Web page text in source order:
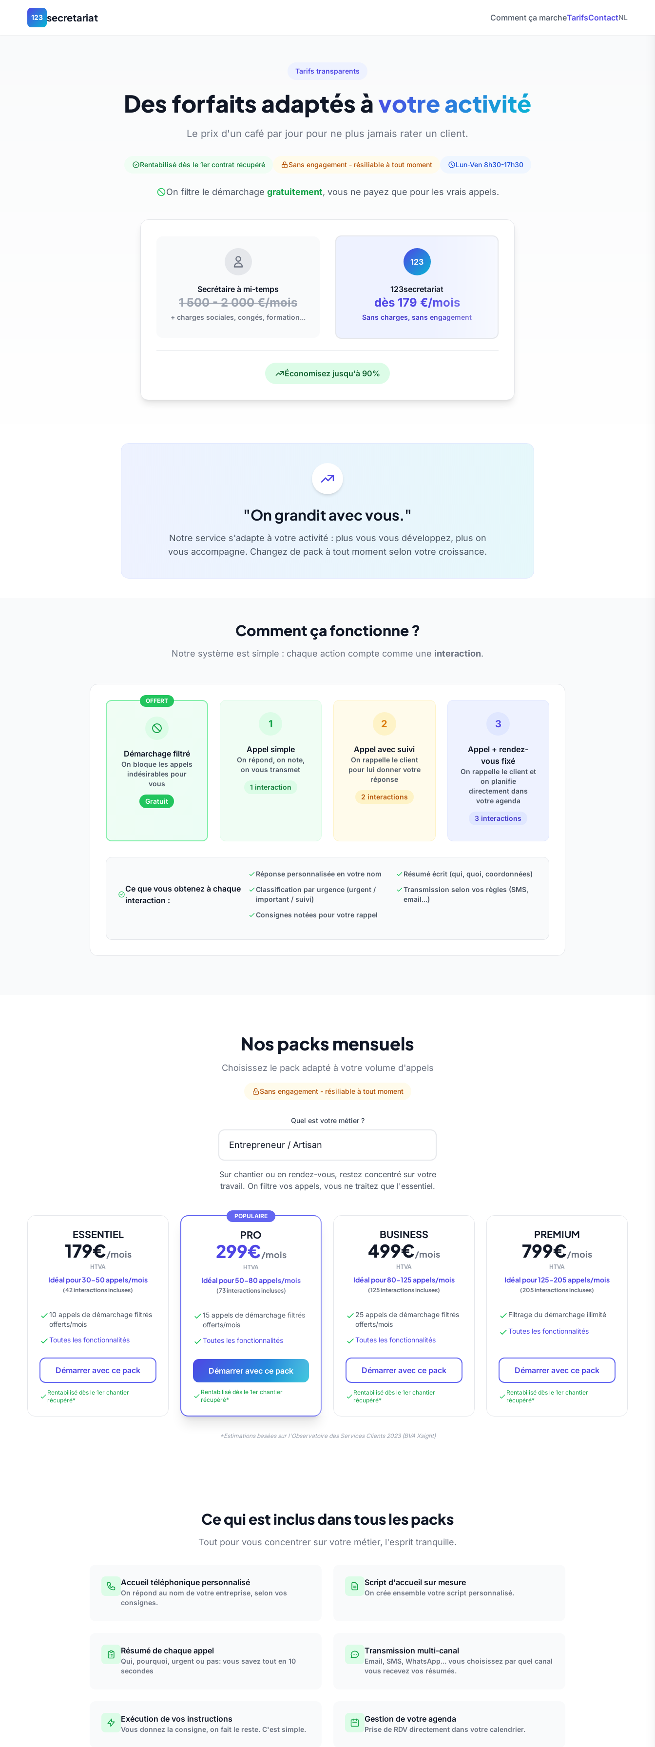
123 secretariat Comment ça marcheTarifsContactNL
Tarifs transparents
Des forfaits adaptés àvotre activité
Le prix d'un café par jour pour ne plus jamais rater un client.
Rentabilisé dès le 1er contrat récupéré Sans engagement - résiliable à tout moment Lun-Ven 8h30-17h30
On filtre le démarchage gratuitement, vous ne payez que pour les vrais appels.
Secrétaire à mi-temps
1 500 - 2 000 €/mois
+ charges sociales, congés, formation...
123
123secretariat
dès 179 €/mois
Sans charges, sans engagement
Économisez jusqu'à 90%
"On grandit avec vous."
Notre service s'adapte à votre activité : plus vous vous développez, plus on
vous accompagne. Changez de pack à tout moment selon votre croissance.
Comment ça fonctionne ?
Notre système est simple : chaque action compte comme une interaction.
OFFERT
Démarchage filtré
On bloque les appels
indésirables pour
vous
Gratuit
1
Appel simple
On répond, on note,
on vous transmet
1 interaction
2
Appel avec suivi
On rappelle le client
pour lui donner votre
réponse
2 interactions
3
Appel + rendez-
vous fixé
On rappelle le client et
on planifie
directement dans
votre agenda
3 interactions
Ce que vous obtenez à chaque
interaction :
Réponse personnalisée en votre nom
Résumé écrit (qui, quoi, coordonnées)
Classification par urgence (urgent /
important / suivi)
Transmission selon vos règles (SMS,
email...)
Consignes notées pour votre rappel
Nos packs mensuels
Choisissez le pack adapté à votre volume d'appels
Sans engagement - résiliable à tout moment
Quel est votre métier ?
Sur chantier ou en rendez-vous, restez concentré sur votre
travail. On filtre vos appels, vous ne traitez que l'essentiel.
ESSENTIEL
179€/mois
HTVA
Idéal pour 30-50 appels/mois
(42 interactions incluses)
10 appels de démarchage filtrés
offerts/mois
Toutes les fonctionnalités
Démarrer avec ce pack
Rentabilisé dès le 1er chantier
récupéré*
POPULAIRE
PRO
299€/mois
HTVA
Idéal pour 50-80 appels/mois
(73 interactions incluses)
15 appels de démarchage filtrés
offerts/mois
Toutes les fonctionnalités
Démarrer avec ce pack
Rentabilisé dès le 1er chantier
récupéré*
BUSINESS
499€/mois
HTVA
Idéal pour 80-125 appels/mois
(125 interactions incluses)
25 appels de démarchage filtrés
offerts/mois
Toutes les fonctionnalités
Démarrer avec ce pack
Rentabilisé dès le 1er chantier
récupéré*
PREMIUM
799€/mois
HTVA
Idéal pour 125-205 appels/mois
(205 interactions incluses)
Filtrage du démarchage illimité
Toutes les fonctionnalités
Démarrer avec ce pack
Rentabilisé dès le 1er chantier
récupéré*
*Estimations basées sur l'Observatoire des Services Clients 2023 (BVA Xsight)
Ce qui est inclus dans tous les packs
Tout pour vous concentrer sur votre métier, l'esprit tranquille.
Accueil téléphonique personnalisé
On répond au nom de votre entreprise, selon vos
consignes.
Script d'accueil sur mesure
On crée ensemble votre script personnalisé.
Résumé de chaque appel
Qui, pourquoi, urgent ou pas: vous savez tout en 10
secondes
Transmission multi-canal
Email, SMS, WhatsApp... vous choisissez par quel canal
vous recevez vos résumés.
Exécution de vos instructions
Vous donnez la consigne, on fait le reste. C'est simple.
Gestion de votre agenda
Prise de RDV directement dans votre calendrier.